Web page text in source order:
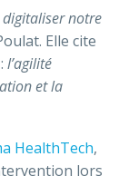
notre
Elle cite
l’agilité
et la
HealthTech,
lors